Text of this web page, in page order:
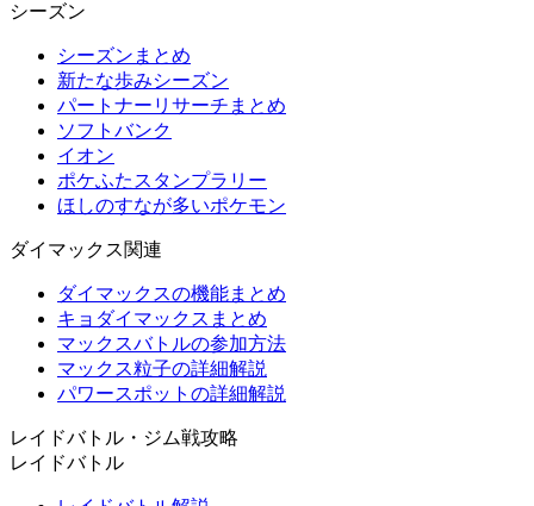
シーズン
シーズンまとめ
新たな歩みシーズン
パートナーリサーチまとめ
ソフトバンク
イオン
ポケふたスタンプラリー
ほしのすなが多いポケモン
ダイマックス関連
ダイマックスの機能まとめ
キョダイマックスまとめ
マックスバトルの参加方法
マックス粒子の詳細解説
パワースポットの詳細解説
レイドバトル・ジム戦攻略
レイドバトル